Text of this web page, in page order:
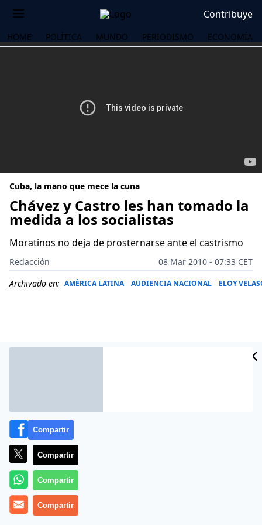
Contribuye
HOME POLÍTICA MUNDO PERIODISMO ECONOMÍA
Cuba, la mano que mece la cuna
Chávez y Castro les han tomado la
medida a los socialistas
Moratinos no deja de prosternarse ante el castrismo
Redacción
08 Mar 2010 - 07:33 CET
Archivado en: AMÉRICA LATINA AUDIENCIA NACIONAL ELOY
Más información
Compartir
Compartir
Compartir
Compartir